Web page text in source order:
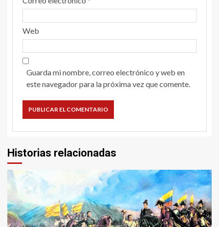
Web
Guarda mi nombre, correo electrónico y web en
este navegador para la próxima vez que comente.
Historias relacionadas